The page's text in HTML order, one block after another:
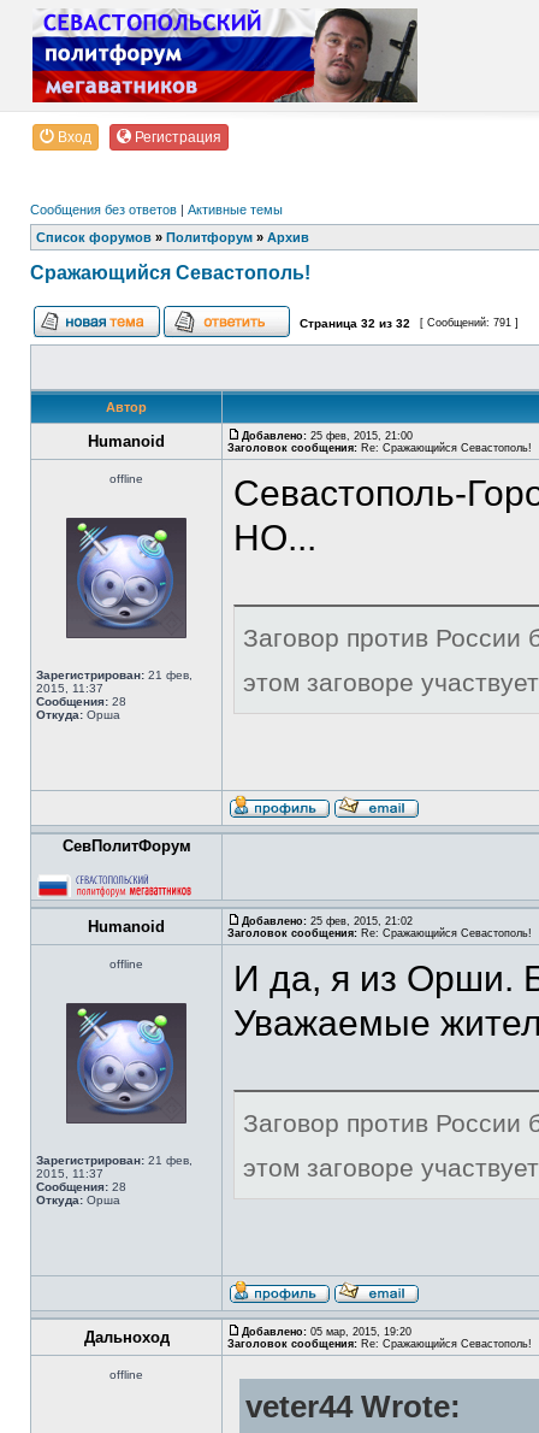
Вход Регистрация
Сообщения без ответов | Активные темы
Список форумов » Политфорум » Архив
Сражающийся Севастополь!
Страница 32 из 32 [ Сообщений: 791 ]
Автор
Humanoid Добавлено: 25 фев, 2015, 21:00
Заголовок сообщения: Re: Сражающийся Севастополь!
offline
Зарегистрирован: 21 фев,
2015, 11:37
Сообщения: 28
Откуда: Орша
Севастополь-
НО...
Заговор против России
этом заговоре
СевПолитФорум
Humanoid Добавлено: 25 фев, 2015, 21:02
Заголовок сообщения: Re: Сражающийся Севастополь!
offline
Зарегистрирован: 21 фев,
2015, 11:37
Сообщения: 28
Откуда: Орша
И да, я из Орши.
Уважаемые
Заговор против России
этом заговоре
Дальноход Добавлено: 05 мар, 2015, 19:20
Заголовок сообщения: Re: Сражающийся Севастополь!
offline
veter44 Wrote: